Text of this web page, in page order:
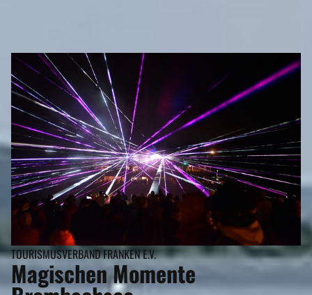
TOURISMUSVERBAND FRANKEN E.V.
Magischen Momente